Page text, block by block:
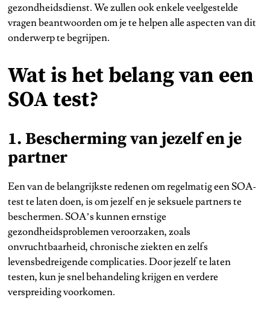
gezondheidsdienst. We zullen ook enkele veelgestelde
vragen beantwoorden om je te helpen alle aspecten van dit
onderwerp te begrijpen.
Wat is het belang van een
SOA test?
1. Bescherming van jezelf en je
partner
Een van de belangrijkste redenen om regelmatig een SOA-
test te laten doen, is om jezelf en je seksuele partners te
beschermen. SOA’s kunnen ernstige
gezondheidsproblemen veroorzaken, zoals
onvruchtbaarheid, chronische ziekten en zelfs
levensbedreigende complicaties. Door jezelf te laten
testen, kun je snel behandeling krijgen en verdere
verspreiding voorkomen.